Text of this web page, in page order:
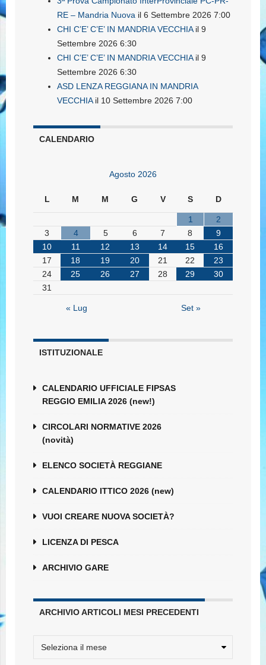
RE – Mandria Nuova il 6 Settembre 2026 7:00
CHI C’E’ C’E’ IN MANDRIA VECCHIAil 9
Settembre 2026 6:30
CHI C’E’ C’E’ IN MANDRIA VECCHIAil 9
Settembre 2026 6:30
ASD LENZA REGGIANA IN MANDRIA
VECCHIAil 10 Settembre 2026 7:00
CALENDARIO
Agosto 2026
L M M G V S D
1
2
3
4 5 6 7 8
9
10
11 12 13 14 15
16
17
18 19 20 21 22
23
24
25 26 27 28 29
30
31
« Lug Set »
ISTITUZIONALE
CALENDARIO UFFICIALE FIPSAS
REGGIO EMILIA 2026 (new!)
CIRCOLARI NORMATIVE 2026
(novità)
ELENCO SOCIETÀ REGGIANE
CALENDARIO ITTICO 2026 (new)
VUOI CREARE NUOVA SOCIETÀ?
LICENZA DI PESCA
ARCHIVIO GARE
ARCHIVIO ARTICOLI MESI PRECEDENTI